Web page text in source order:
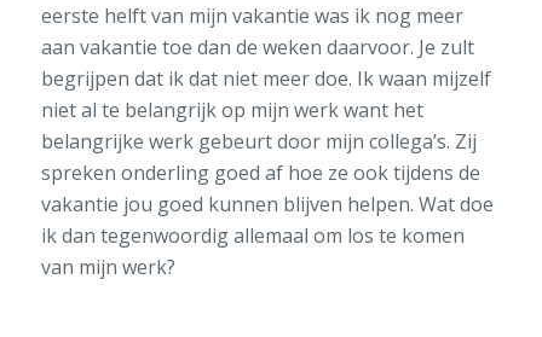
eerste helft van mijn vakantie was ik nog meer
aan vakantie toe dan de weken daarvoor. Je zult
begrijpen dat ik dat niet meer doe. Ik waan mijzelf
niet al te belangrijk op mijn werk want het
belangrijke werk gebeurt door mijn collega’s. Zij
spreken onderling goed af hoe ze ook tijdens de
vakantie jou goed kunnen blijven helpen. Wat doe
ik dan tegenwoordig allemaal om los te komen
van mijn werk?